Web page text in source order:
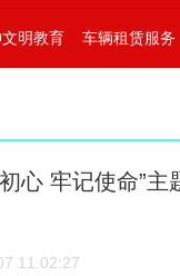
明教育 车辆租赁服务
心 牢记使命”主
11:02:27